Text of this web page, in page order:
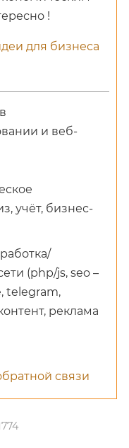
!
для бизнеса
и веб-
учёт, бизнес-
(php/js, seo –
telegram,
реклама
связи
774